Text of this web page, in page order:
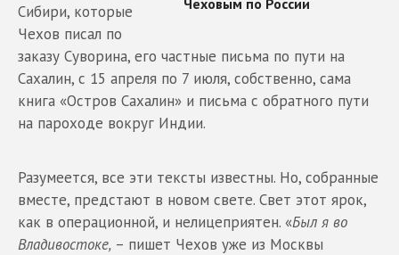
Сибири, которые
Чехов писал по
заказу Суворина, его частные письма по пути на
Сахалин, с 15 апреля по 7 июля, собственно, сама
книга «Остров Сахалин» и письма с обратного пути
на пароходе вокруг Индии.
Разумеется, все эти тексты известны. Но, собранные
вместе, предстают в новом свете. Свет этот ярок,
как в операционной, и нелицеприятен. «Был я во
Владивостоке, – пишет Чехов уже из Москвы